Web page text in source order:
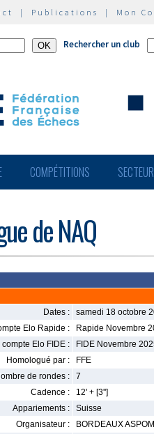
| Publications | Mon
Rechercher un club
COMPÉTITIONS
de NAQ
Dates :
samedi 18 octobre
Elo Rapide :
Rapide Novembre
compte Elo FIDE :
FIDE Novembre
Homologué par :
FFE
de rondes :
7
Cadence :
12' + [3'']
Appariements :
Suisse
Organisateur :
BORDEAUX